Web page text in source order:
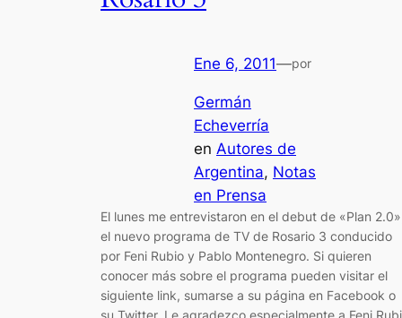
Ene 6, 2011—por
Germán
Echeverría
en Autores de
Argentina, Notas
en Prensa
El lunes me entrevistaron en el debut de «Plan
el nuevo programa de TV de Rosario 3 conducido
por Feni Rubio y Pablo Montenegro. Si quieren
conocer más sobre el programa pueden visitar el
siguiente link, sumarse a su página en Facebook o
su Twitter. Le agradezco especialmente a Feni